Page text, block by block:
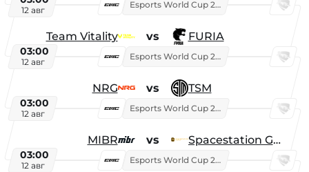
12 авг
Esports World Cup 2026
Team Vitality vs FURIA
03:00
12 авг
Esports World Cup 2026
NRG vs TSM
03:00
12 авг
Esports World Cup 2026
MIBR vs Spacestation Gaming
03:00
12 авг
Esports World Cup 2026